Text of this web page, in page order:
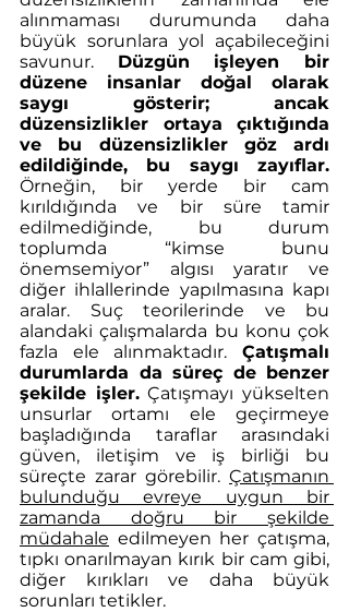
alınmaması durumunda daha
büyük sorunlara yol açabileceğini
savunur. Düzgün işleyen bir
düzene insanlar doğal olarak
saygı gösterir; ancak
düzensizlikler ortaya çıktığında
ve bu düzensizlikler göz ardı
Örneğin, bir yerde bir cam
kırıldığında ve bir süre tamir
edilmediğinde, bu durum
toplumda “kimse bunu
önemsemiyor” algısı yaratır ve
diğer ihlallerinde yapılmasına kapı
aralar. Suç teorilerinde ve bu
alandaki çalışmalarda bu konu çok
fazla ele alınmaktadır. Çatışmalı
durumlarda da süreç de benzer
şekilde işler. Çatışmayı yükselten
unsurlar ortamı ele geçirmeye
başladığında taraflar arasındaki
güven, iletişim ve iş birliği bu
süreçte zarar görebilir. Çatışmanın
bulunduğu evreye uygun bir
zamanda doğru bir şekilde
müdahale edilmeyen her çatışma,
tıpkı onarılmayan kırık bir cam gibi,
diğer kırıkları ve daha büyük
sorunları tetikler.